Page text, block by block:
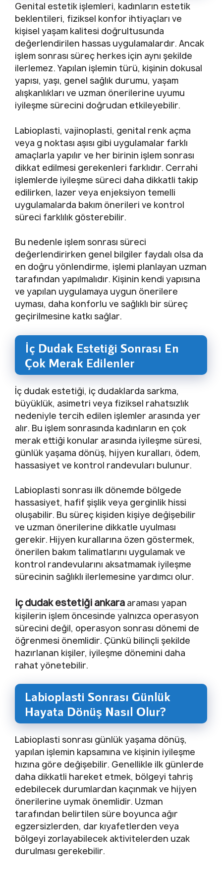
Genital estetik işlemleri, kadınların estetik
beklentileri, fiziksel konfor ihtiyaçları ve
kişisel yaşam kalitesi doğrultusunda
değerlendirilen hassas uygulamalardır. Ancak
işlem sonrası süreç herkes için aynı şekilde
ilerlemez. Yapılan işlemin türü, kişinin dokusal
yapısı, yaşı, genel sağlık durumu, yaşam
alışkanlıkları ve uzman önerilerine uyumu
iyileşme sürecini doğrudan etkileyebilir.
Labioplasti, vajinoplasti, genital renk açma
veya g noktası aşısı gibi uygulamalar farklı
amaçlarla yapılır ve her birinin işlem sonrası
dikkat edilmesi gerekenleri farklıdır. Cerrahi
işlemlerde iyileşme süreci daha dikkatli takip
edilirken, lazer veya enjeksiyon temelli
uygulamalarda bakım önerileri ve kontrol
süreci farklılık gösterebilir.
Bu nedenle işlem sonrası süreci
değerlendirirken genel bilgiler faydalı olsa da
en doğru yönlendirme, işlemi planlayan uzman
tarafından yapılmalıdır. Kişinin kendi yapısına
ve yapılan uygulamaya uygun önerilere
uyması, daha konforlu ve sağlıklı bir süreç
geçirilmesine katkı sağlar.
İç Dudak Estetiği Sonrası En
Çok Merak Edilenler
İç dudak estetiği, iç dudaklarda sarkma,
büyüklük, asimetri veya fiziksel rahatsızlık
nedeniyle tercih edilen işlemler arasında yer
alır. Bu işlem sonrasında kadınların en çok
merak ettiği konular arasında iyileşme süresi,
günlük yaşama dönüş, hijyen kuralları, ödem,
hassasiyet ve kontrol randevuları bulunur.
Labioplasti sonrası ilk dönemde bölgede
hassasiyet, hafif şişlik veya gerginlik hissi
oluşabilir. Bu süreç kişiden kişiye değişebilir
ve uzman önerilerine dikkatle uyulması
gerekir. Hijyen kurallarına özen göstermek,
önerilen bakım talimatlarını uygulamak ve
kontrol randevularını aksatmamak iyileşme
sürecinin sağlıklı ilerlemesine yardımcı olur.
iç dudak estetiği ankara araması yapan
kişilerin işlem öncesinde yalnızca operasyon
sürecini değil, operasyon sonrası dönemi de
öğrenmesi önemlidir. Çünkü bilinçli şekilde
hazırlanan kişiler, iyileşme dönemini daha
rahat yönetebilir.
Labioplasti Sonrası Günlük
Hayata Dönüş Nasıl Olur?
Labioplasti sonrası günlük yaşama dönüş,
yapılan işlemin kapsamına ve kişinin iyileşme
hızına göre değişebilir. Genellikle ilk günlerde
daha dikkatli hareket etmek, bölgeyi tahriş
edebilecek durumlardan kaçınmak ve hijyen
önerilerine uymak önemlidir. Uzman
tarafından belirtilen süre boyunca ağır
egzersizlerden, dar kıyafetlerden veya
bölgeyi zorlayabilecek aktivitelerden uzak
durulması gerekebilir.